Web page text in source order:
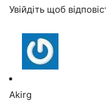
Увійдіть щоб
Akirg